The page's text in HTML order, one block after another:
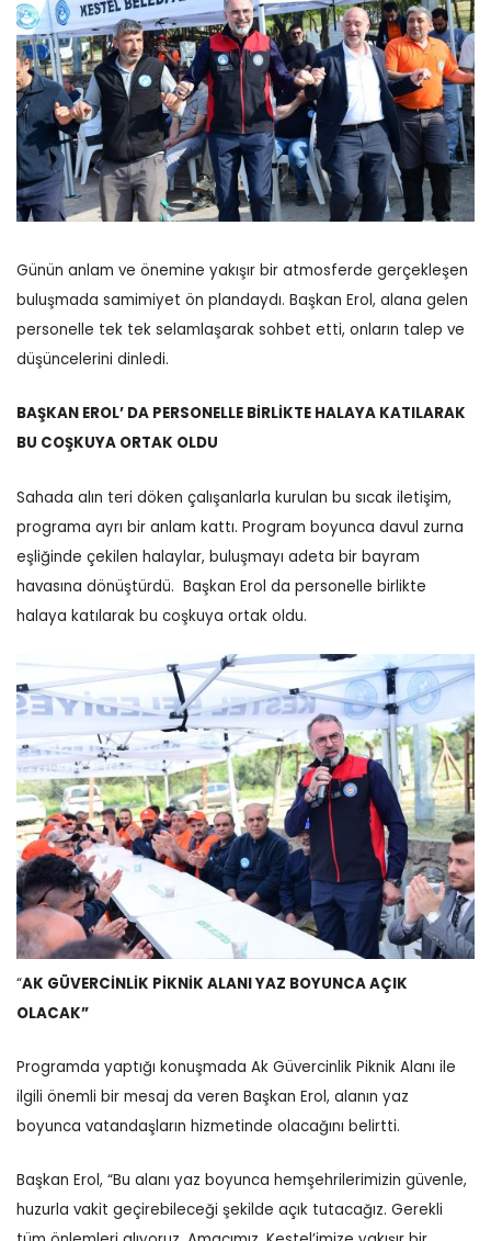
Günün anlam ve önemine yakışır bir atmosferde gerçekleşen
buluşmada samimiyet ön plandaydı. Başkan Erol, alana gelen
personelle tek tek selamlaşarak sohbet etti, onların talep ve
düşüncelerini dinledi.
BAŞKAN EROL’ DA PERSONELLE BİRLİKTE HALAYA KATILARAK
BU COŞKUYA ORTAK OLDU
Sahada alın teri döken çalışanlarla kurulan bu sıcak iletişim,
programa ayrı bir anlam kattı. Program boyunca davul zurna
eşliğinde çekilen halaylar, buluşmayı adeta bir bayram
havasına dönüştürdü. Başkan Erol da personelle birlikte
halaya katılarak bu coşkuya ortak oldu.
“AK GÜVERCİNLİK PİKNİK ALANI YAZ BOYUNCA AÇIK
OLACAK”
Programda yaptığı konuşmada Ak Güvercinlik Piknik Alanı ile
ilgili önemli bir mesaj da veren Başkan Erol, alanın yaz
boyunca vatandaşların hizmetinde olacağını belirtti.
Başkan Erol, “Bu alanı yaz boyunca hemşehrilerimizin güvenle,
huzurla vakit geçirebileceği şekilde açık tutacağız. Gerekli